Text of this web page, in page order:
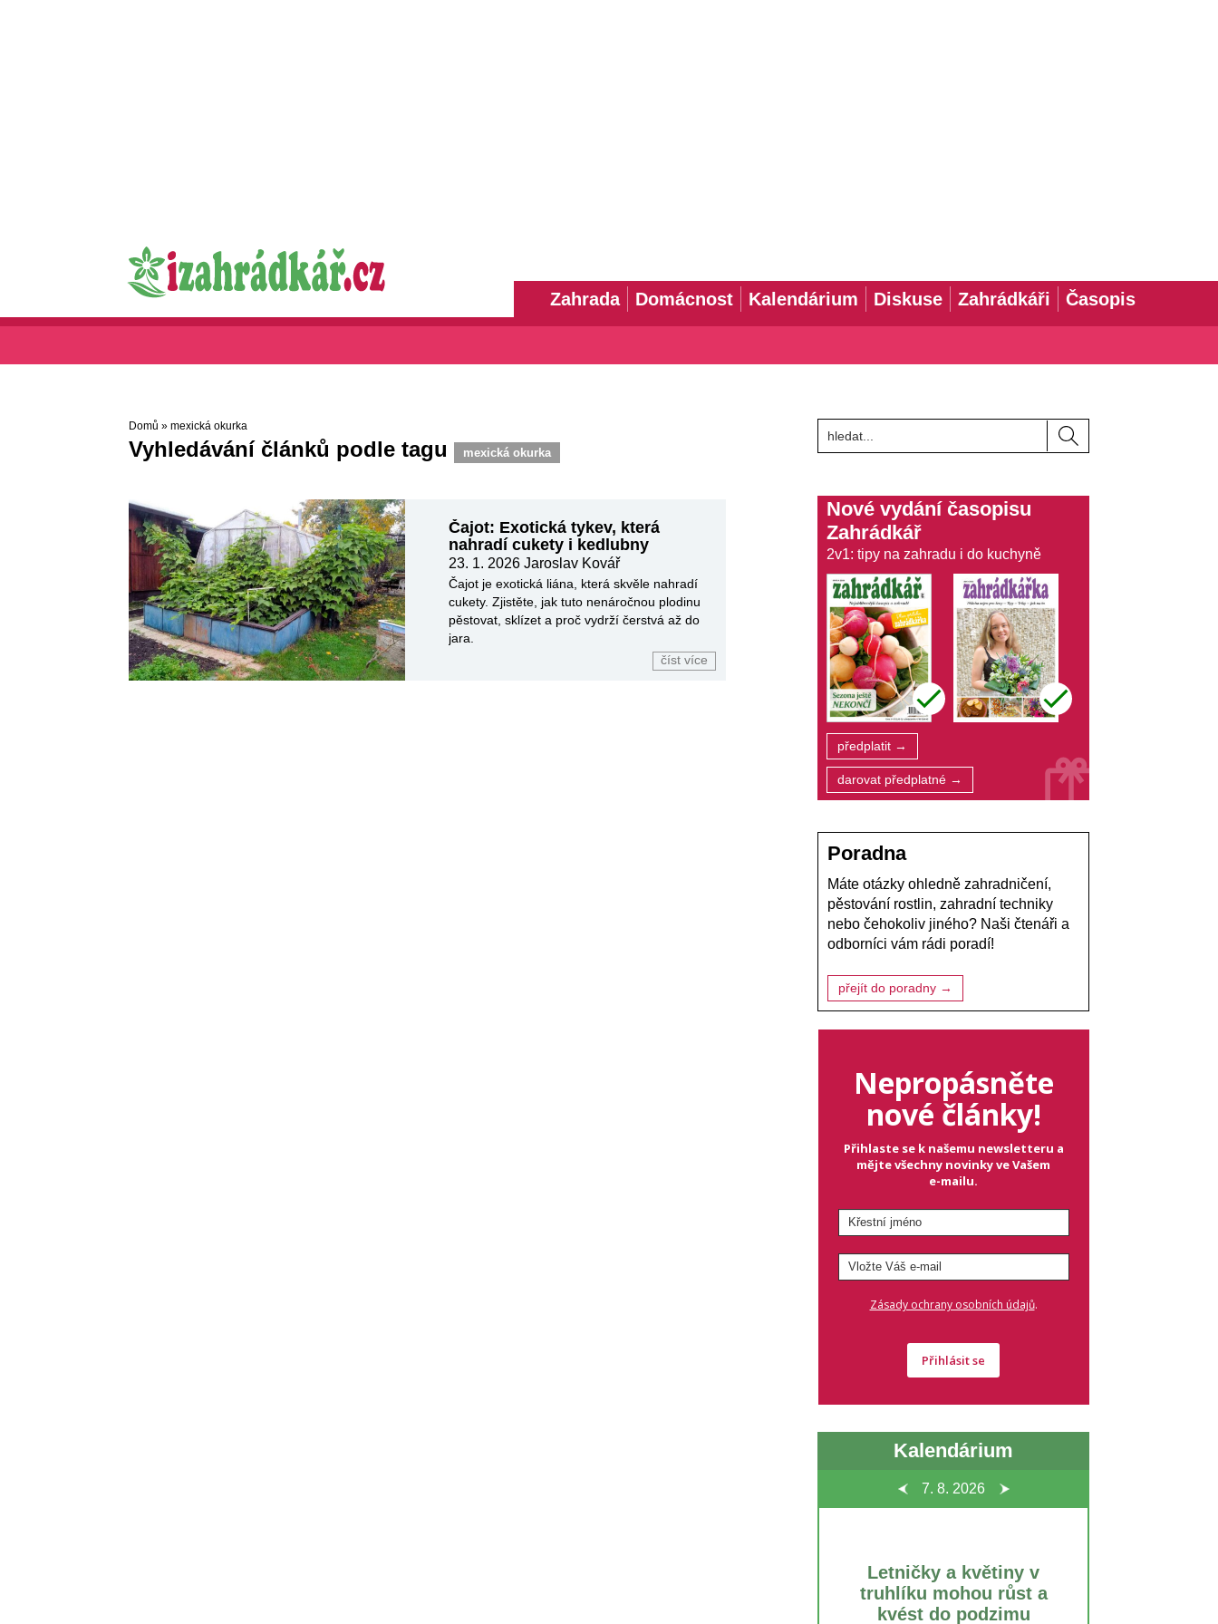
Zahrada Domácnost Kalendárium Diskuse Zahrádkáři Časopis
Domů » mexická okurka
Vyhledávání článků podle tagu mexická okurka
Čajot: Exotická tykev, která
nahradí cukety i kedlubny
23. 1. 2026Jaroslav Kovář
Čajot je exotická liána, která skvěle nahradí
cukety. Zjistěte, jak tuto nenáročnou plodinu
pěstovat, sklízet a proč vydrží čerstvá až do
jara.
číst více
Nové vydání časopisu
Zahrádkář
2v1: tipy na zahradu i do kuchyně
předplatit →
darovat předplatné →
Poradna
Máte otázky ohledně zahradničení,
pěstování rostlin, zahradní techniky
nebo čehokoliv jiného? Naši čtenáři a
odborníci vám rádi poradí!
přejít do poradny →
Nepropásněte
nové články!
Přihlaste se k našemu newsletteru a
mějte všechny novinky ve Vašem
e-mailu.
Zásady ochrany osobních údajů.
Přihlásit se
Kalendárium
7. 8. 2026
Letničky a květiny v
truhlíku mohou růst a
kvést do podzimu